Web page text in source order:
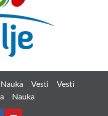
Nauka Vesti
Vesti
Nauka